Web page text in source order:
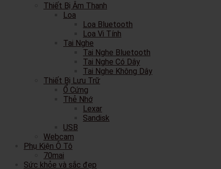
Thiết Bị Âm Thanh
Loa
Loa Bluetooth
Loa Vi Tính
Tai Nghe
Tai Nghe Bluetooth
Tai Nghe Có Dây
Tai Nghe Không Dây
Thiết Bị Lưu Trữ
Ổ Cứng
Thẻ Nhớ
Lexar
Sandisk
USB
Webcam
Phụ Kiện Ô Tô
70mai
Sức khỏe và sắc đẹp